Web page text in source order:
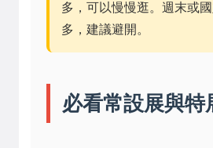
多，可以慢慢逛。週末或
多，建議避開。
必看常設展與特